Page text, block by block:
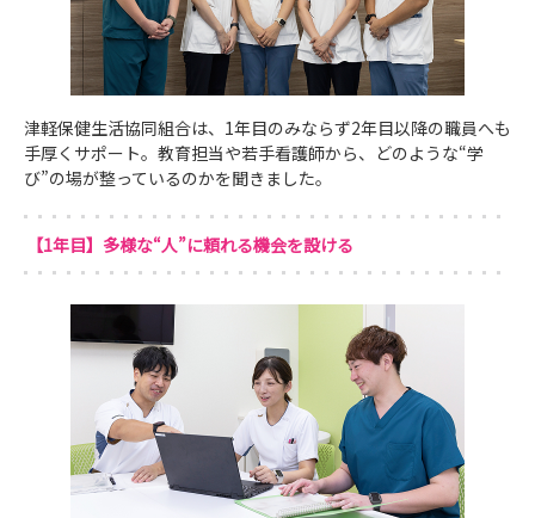
https://www.instagram.com/tsugaru_kensei/
津軽保健看護介護部インスタグラム
https://www.instagram.com/hirosaki_kenseikango_o
ffical/
津軽保健生活協同組合は、1年目のみならず2年目以降の職員へも
手厚くサポート。教育担当や若手看護師から、どのような“学
び”の場が整っているのかを聞きました。
【1年目】多様な“人”に頼れる機会を設ける